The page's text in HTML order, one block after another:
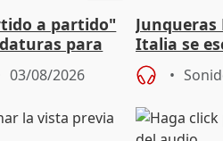
a partido"
para
03/08/2026
Junqueras
Italia se
migratoria